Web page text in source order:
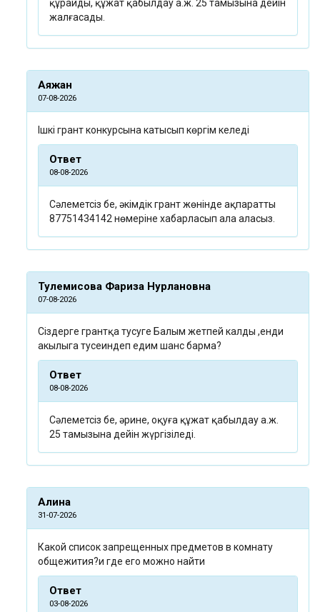
құрайды, құжат қабылдау а.ж. 25 тамызына дейін
жалғасады.
Аяжан
07-08-2026
Ішкі грант конкурсына катысып көргім келеді
Ответ
08-08-2026
Сәлеметсіз бе, әкімдік грант жөнінде ақпаратты
87751434142 нөмеріне хабарласып ала аласыз.
Тулемисова Фариза Нурлановна
07-08-2026
Сіздерге грантқа тусуге Балым жетпей калды ,енди
акылыга тусеиндеп едим шанс барма?
Ответ
08-08-2026
Сәлеметсіз бе, әрине, оқуға құжат қабылдау а.ж.
25 тамызына дейін жүргізіледі.
Алина
31-07-2026
Какой список запрещенных предметов в комнату
общежития?и где его можно найти
Ответ
03-08-2026